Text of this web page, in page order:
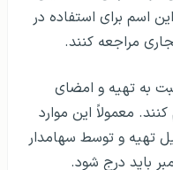
اسم برای استفاده در
مراجعه کنند.
به تهیه و امضای
معمولاً این موارد
تهیه و توسط سهامدار
باید درج شود.